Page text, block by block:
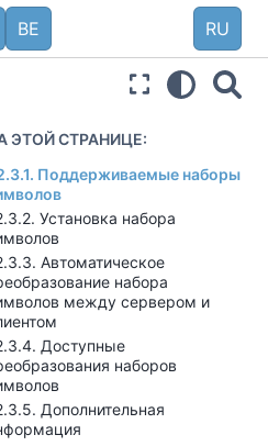
BE RU
ЭТОЙ СТРАНИЦЕ:
Поддерживаемые наборы
Установка набора
Автоматическое
набора
между сервером и
Доступные
наборов
Дополнительная